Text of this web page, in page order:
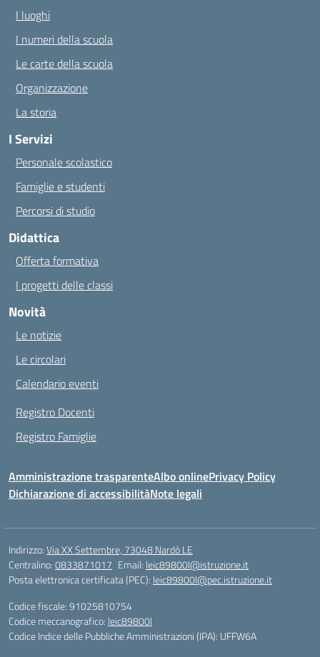
I luoghi
I numeri della scuola
Le carte della scuola
Organizzazione
La storia
I Servizi
Personale scolastico
Famiglie e studenti
Percorsi di studio
Didattica
Offerta formativa
I progetti delle classi
Novità
Le notizie
Le circolari
Calendario eventi
Registro Docenti
Registro Famiglie
Amministrazione trasparenteAlbo onlinePrivacy Policy
Dichiarazione di accessibilitàNote legali
Indirizzo:Via XX Settembre, 73048 Nardò LE
Centralino:0833871017 Email: leic89800l@istruzione.it
Posta elettronica certificata (PEC): leic89800l@pec.istruzione.it
Codice fiscale: 91025810754
Codice meccanografico: leic89800l
Codice Indice delle Pubbliche Amministrazioni (IPA): UFFW6A